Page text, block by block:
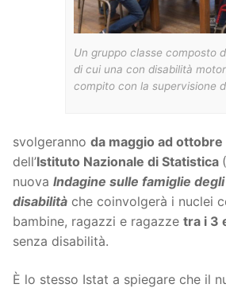
Un gruppo classe composto
di cui una con disabilità
compito con la supervisione
svolgeranno da maggio ad
dell’Istituto Nazionale di Statistica (
nuova Indagine sulle famiglie
disabilità che coinvolgerà i nuclei
bambine, ragazzi e ragazze tra i 3
senza disabilità.
È lo stesso Istat a spiegare che il